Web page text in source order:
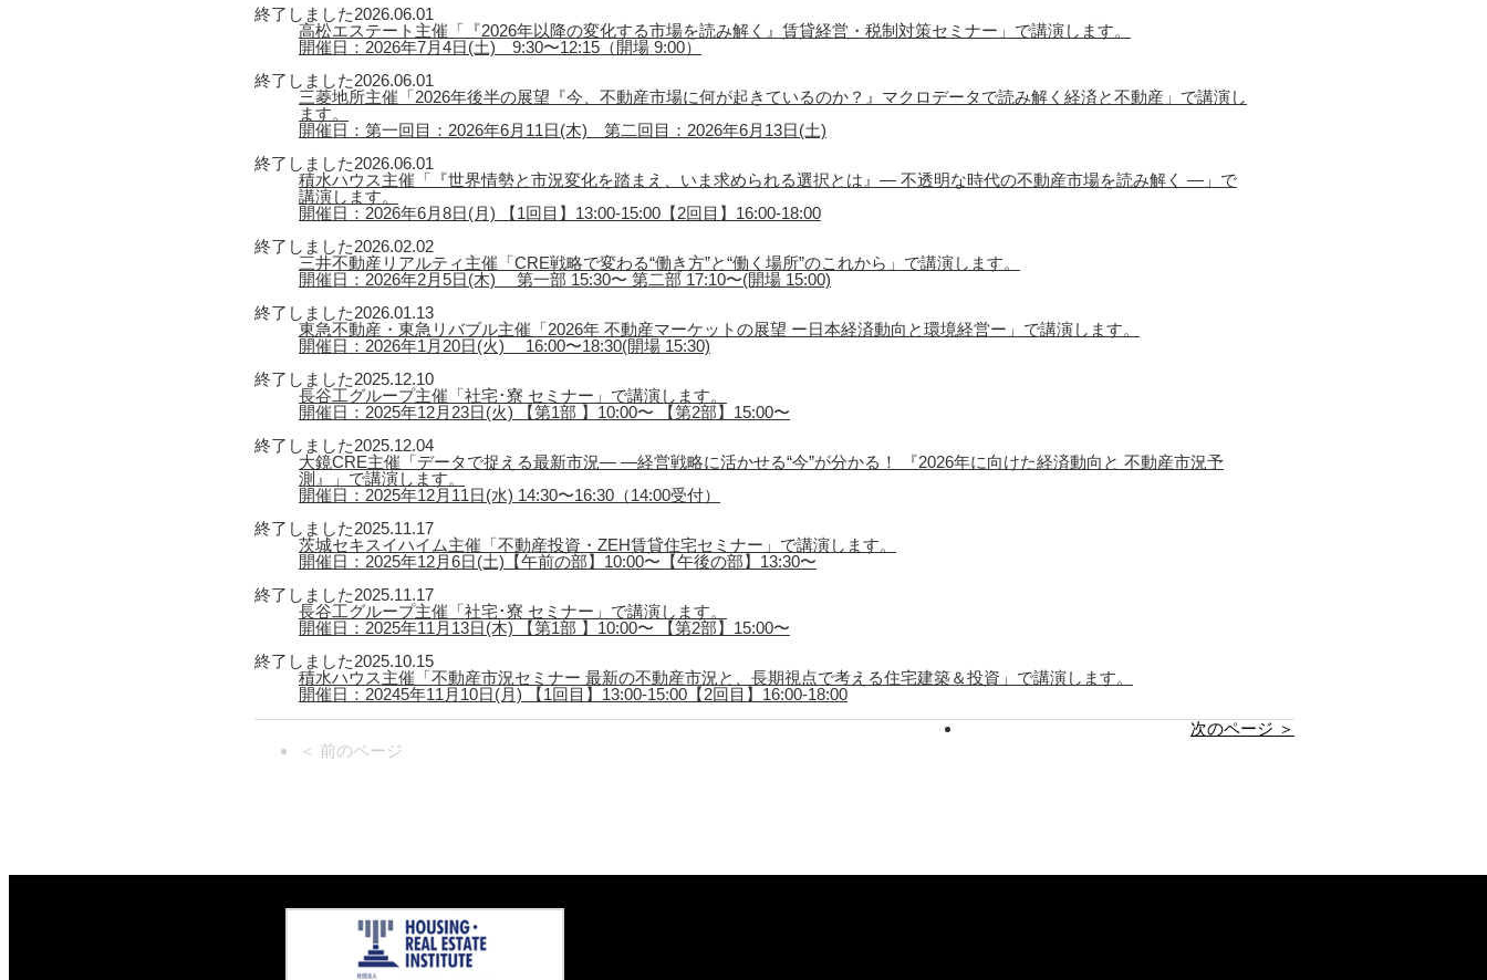
終了しました2026.06.01
高松エステート主催「『2026年以降の変化する市場を読み解く』賃貸経営・税制対策セミナー」で講演します。
開催日：2026年7月4日(土) 9:30〜12:15（開場 9:00）
終了しました2026.06.01
三菱地所主催「2026年後半の展望『今、不動産市場に何が起きているのか？』マクロデータで読み解く経済と不動産」で講演し
ます。
開催日：第一回目：2026年6月11日(木) 第二回目：2026年6月13日(土)
終了しました2026.06.01
積水ハウス主催「『世界情勢と市況変化を踏まえ、いま求められる選択とは』― 不透明な時代の不動産市場を読み解く ―」で
講演します。
開催日：2026年6月8日(月) 【1回目】13:00-15:00【2回目】16:00-18:00
終了しました2026.02.02
三井不動産リアルティ主催「CRE戦略で変わる“働き方”と“働く場所”のこれから」で講演します。
開催日：2026年2月5日(木) 第一部 15:30〜 第二部 17:10〜(開場 15:00)
終了しました2026.01.13
東急不動産・東急リバブル主催「2026年 不動産マーケットの展望 ー日本経済動向と環境経営ー」で講演します。
開催日：2026年1月20日(火) 16:00〜18:30(開場 15:30)
終了しました2025.12.10
長谷工グループ主催「社宅･寮 セミナー」で講演します。
開催日：2025年12月23日(火) 【第1部 】10:00〜 【第2部】15:00〜
終了しました2025.12.04
大鏡CRE主催「データで捉える最新市況― ―経営戦略に活かせる“今”が分かる！ 『2026年に向けた経済動向と 不動産市況予
測』」で講演します。
開催日：2025年12月11日(水) 14:30〜16:30（14:00受付）
終了しました2025.11.17
茨城セキスイハイム主催「不動産投資・ZEH賃貸住宅セミナー」で講演します。
開催日：2025年12月6日(土)【午前の部】10:00〜【午後の部】13:30〜
終了しました2025.11.17
長谷工グループ主催「社宅･寮 セミナー」で講演します。
開催日：2025年11月13日(木) 【第1部 】10:00〜 【第2部】15:00〜
終了しました2025.10.15
積水ハウス主催「不動産市況セミナー 最新の不動産市況と、長期視点で考える住宅建築＆投資」で講演します。
開催日：20245年11月10日(月) 【1回目】13:00-15:00【2回目】16:00-18:00
＜ 前のページ
次のページ ＞